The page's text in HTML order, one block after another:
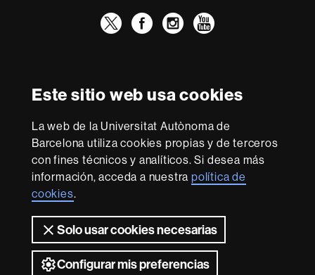
Este sitio web usa cookies
La web de la Universitat Autònoma de
Barcelona utiliza cookies propias y de terceros
con fines técnicos y analíticos. Si desea más
información, acceda a nuestrapolítica de
cookies.
Solo usar cookies necesarias
Configurar mis preferencias
TwitterFacebook
Instagram
Youtube
Excellence
Research
-
Euraxess
Con la financiación de
Sobre
esta
web Aviso legal Protección de datos
web Accesibilidad web Mapa del web UAB